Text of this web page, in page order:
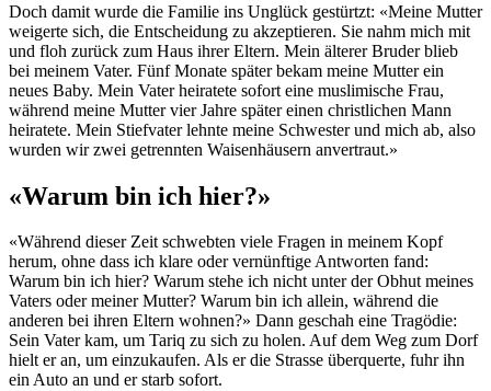
Doch damit wurde die Familie ins Unglück gestürtzt: «Meine Mutter
weigerte sich, die Entscheidung zu akzeptieren. Sie nahm mich mit
und floh zurück zum Haus ihrer Eltern. Mein älterer Bruder blieb
bei meinem Vater. Fünf Monate später bekam meine Mutter ein
neues Baby. Mein Vater heiratete sofort eine muslimische Frau,
während meine Mutter vier Jahre später einen christlichen Mann
heiratete. Mein Stiefvater lehnte meine Schwester und mich ab, also
wurden wir zwei getrennten Waisenhäusern anvertraut.»
«Warum bin ich hier?»
«Während dieser Zeit schwebten viele Fragen in meinem Kopf
herum, ohne dass ich klare oder vernünftige Antworten fand:
Warum bin ich hier? Warum stehe ich nicht unter der Obhut meines
Vaters oder meiner Mutter? Warum bin ich allein, während die
anderen bei ihren Eltern wohnen?» Dann geschah eine Tragödie:
Sein Vater kam, um Tariq zu sich zu holen. Auf dem Weg zum Dorf
hielt er an, um einzukaufen. Als er die Strasse überquerte, fuhr ihn
ein Auto an und er starb sofort.